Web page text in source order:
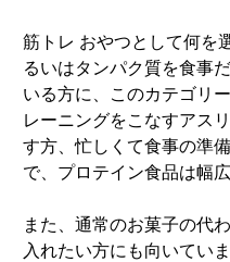
筋トレ おやつとして何を
るいはタンパク質を食事
いる方に、このカテゴリ
レーニングをこなすアス
す方、忙しくて食事の準
で、プロテイン食品は幅
また、通常のお菓子の代
入れたい方にも向いてい